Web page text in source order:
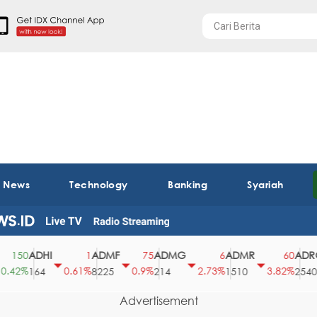
Technology Banking Syariah
ADHI
164
0.61%
ADMF
8225
0.9%
ADMG
214
2.73%
ADMR
1510
3.82%
ADRO
2540
Advertisement